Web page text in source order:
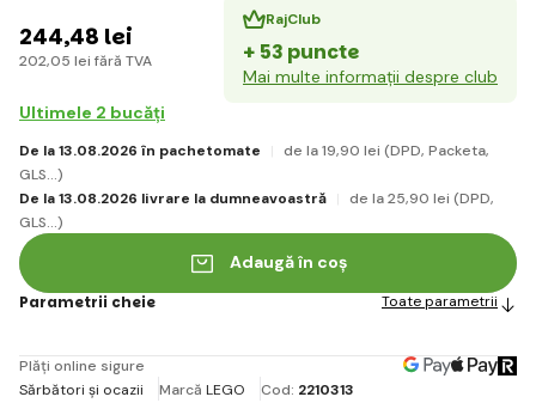
244,48 lei
202,05 lei fără TVA
RajClub
+ 53 puncte
Mai multe informații despre club
Ultimele 2 bucăți
De la 13.08.2026 în pachetomate de la 19,90 lei (DPD, Packeta,
GLS...)
De la 13.08.2026 livrare la dumneavoastră
de la 25,90 lei (DPD,
GLS...)
Adaugă în coș
Parametrii cheie Toate parametrii
Plăți online sigure
Sărbători și ocazii
Marcă LEGO Cod: 2210313